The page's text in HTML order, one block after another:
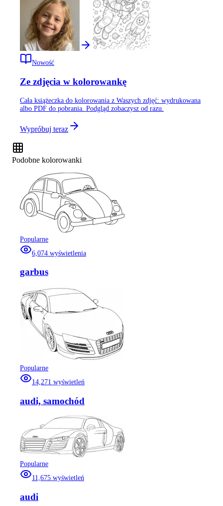
Nowość
Ze zdjęcia w kolorowankę
Cała książeczka do kolorowania z Waszych zdjęć: wydrukowana
albo PDF do pobrania. Podgląd zobaczysz od razu.
Wypróbuj teraz
Podobne kolorowanki
Popularne
6,074 wyświetlenia
garbus
Popularne
14,271 wyświetleń
audi, samochód
Popularne
11,675 wyświetleń
audi